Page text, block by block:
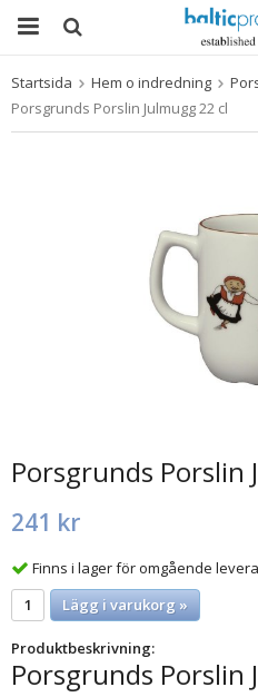
Produkten har blivit
Startsida Hem o indredning
Porsgrunds Porslin Julmugg 22 cl
Porsgrunds Porslin
241 kr
Finns i lager för omgående
Lägg i varukorg »
Produktbeskrivning:
Porsgrunds Porslin